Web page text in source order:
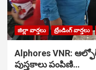
జిల్లా వార్తలు ట్రేండింగ్ వార్తలు
Alphores VNR:
పుస్తకాలు పంపిణి…